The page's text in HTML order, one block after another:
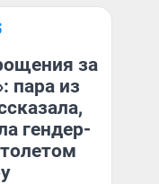
за
пара из
гендер-